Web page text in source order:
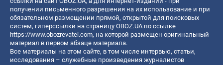
получении письменного разрешения на их использование и при
обязательном размещении прямой, открытой для поисковых
систем, гиперссылки на страницу OBOZ.UA по ссылке
https://www.obozrevatel.com, на которой размещен оригинальный
материал в первом абзаце материала.
Все материалы на этом сайте, в том числе интервью, статьи,
исследования – служебные произведения журналистов